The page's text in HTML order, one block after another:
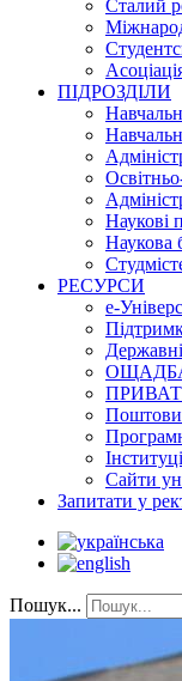
Сталий
ПІДРОЗДІЛИ
Наукові
Наукова
РЕСУРСИ
е-
Державні
Сайти
Запитати у
Пошук...